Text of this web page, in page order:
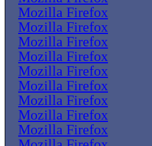
Mozilla Firefox
Mozilla Firefox
Mozilla Firefox
Mozilla Firefox
Mozilla Firefox
Mozilla Firefox
Mozilla Firefox
Mozilla Firefox
Mozilla Firefox